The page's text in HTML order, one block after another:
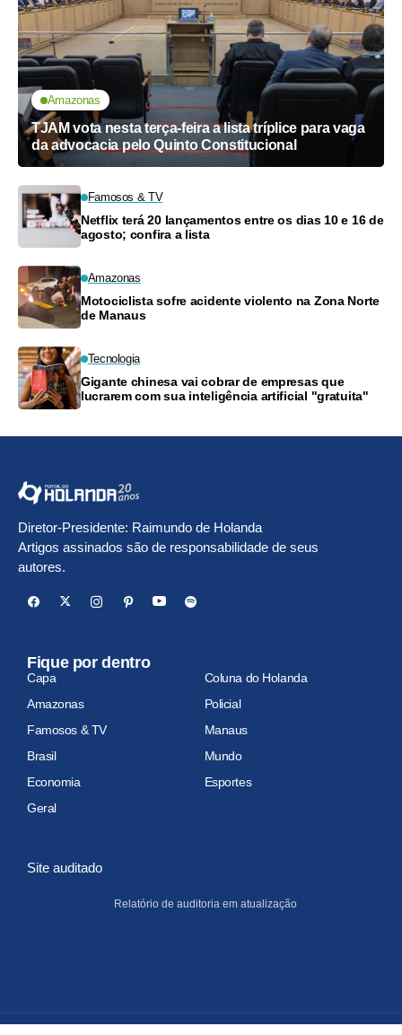
Amazonas
TJAM vota nesta terça-feira a lista tríplice para vaga
da advocacia pelo Quinto Constitucional
Famosos & TV
Netflix terá 20 lançamentos entre os dias 10 e 16 de
agosto; confira a lista
Amazonas
Motociclista sofre acidente violento na Zona Norte
de Manaus
Tecnologia
Gigante chinesa vai cobrar de empresas que
lucrarem com sua inteligência artificial "gratuita"
Diretor-Presidente: Raimundo de Holanda
Artigos assinados são de responsabilidade de seus
autores.
Fique por dentro
Capa
Coluna do Holanda
Amazonas
Policial
Famosos & TV
Manaus
Brasil
Mundo
Economia
Esportes
Geral
Site auditado
Relatório de auditoria em atualização